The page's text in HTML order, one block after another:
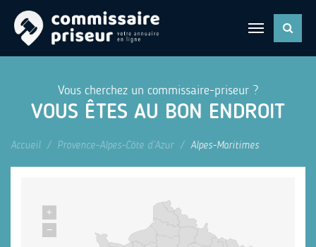
Vous cherchez un commissaire-priseur ?
VOUS ÊTES AU BON ENDROIT
Accueil Provence-Alpes-Côte d’Azur Alpes-Maritimes
+
−